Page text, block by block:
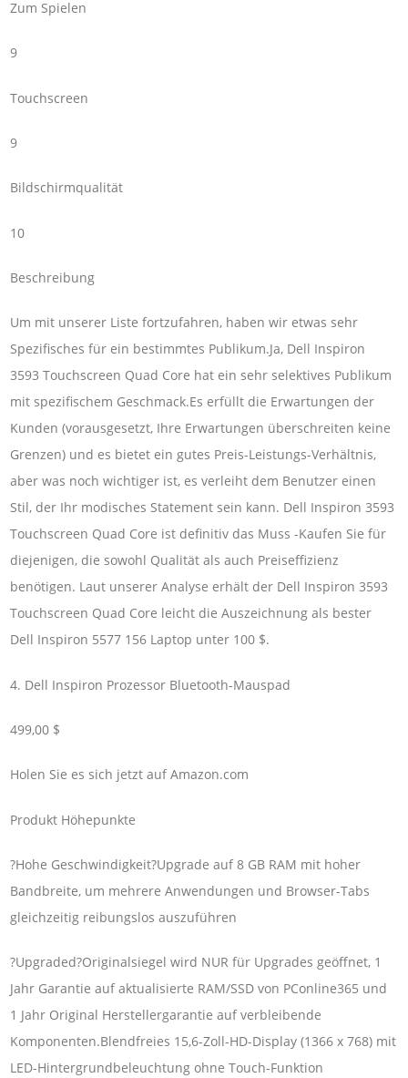
Zum Spielen
9
Touchscreen
9
Bildschirmqualität
10
Beschreibung
Um mit unserer Liste fortzufahren, haben wir etwas sehr
Spezifisches für ein bestimmtes Publikum.Ja, Dell Inspiron
3593 Touchscreen Quad Core hat ein sehr selektives Publikum
mit spezifischem Geschmack.Es erfüllt die Erwartungen der
Kunden (vorausgesetzt, Ihre Erwartungen überschreiten keine
Grenzen) und es bietet ein gutes Preis-Leistungs-Verhältnis,
aber was noch wichtiger ist, es verleiht dem Benutzer einen
Stil, der Ihr modisches Statement sein kann. Dell Inspiron 3593
Touchscreen Quad Core ist definitiv das Muss -Kaufen Sie für
diejenigen, die sowohl Qualität als auch Preiseffizienz
benötigen. Laut unserer Analyse erhält der Dell Inspiron 3593
Touchscreen Quad Core leicht die Auszeichnung als bester
Dell Inspiron 5577 156 Laptop unter 100 $.
4. Dell Inspiron Prozessor Bluetooth-Mauspad
499,00 $
Holen Sie es sich jetzt auf Amazon.com
Produkt Höhepunkte
?Hohe Geschwindigkeit?Upgrade auf 8 GB RAM mit hoher
Bandbreite, um mehrere Anwendungen und Browser-Tabs
gleichzeitig reibungslos auszuführen
?Upgraded?Originalsiegel wird NUR für Upgrades geöffnet, 1
Jahr Garantie auf aktualisierte RAM/SSD von PConline365 und
1 Jahr Original Herstellergarantie auf verbleibende
Komponenten.Blendfreies 15,6-Zoll-HD-Display (1366 x 768) mit
LED-Hintergrundbeleuchtung ohne Touch-Funktion